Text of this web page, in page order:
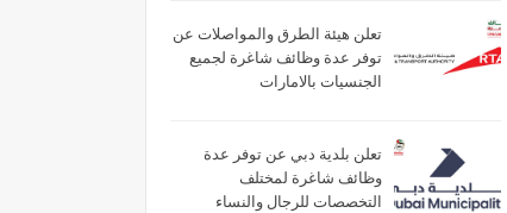
تعلن هيئة الطرق والمواصلات عن
توفر عدة وظائف شاغرة لجميع
الجنسيات بالامارات
تعلن بلدية دبي عن توفر عدة
وظائف شاغرة لمختلف
التخصصات للرجال والنساء